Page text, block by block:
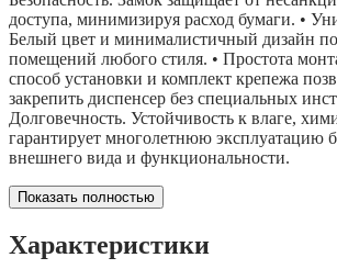
доступа, минимизируя расход бумаги. •
Белый цвет и минималистичный дизайн
помещений любого стиля. • Простота
способ установки и комплект крепежа
закрепить диспенсер без специальных
Долговечность. Устойчивость к влаге,
гарантирует многолетнюю эксплуатацию
внешнего вида и функциональности.
Показать полностью
Характеристики